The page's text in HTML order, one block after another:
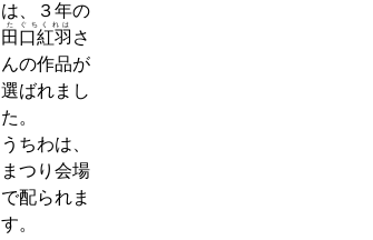
は、３年の
田
た
口紅羽
ぐちくれは
さ
んの作品が
選ばれまし
た。
うちわは、
まつり会場
で配られま
す。